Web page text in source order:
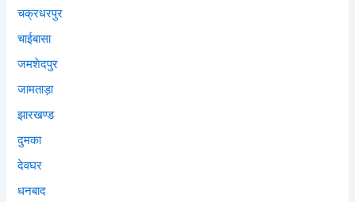
चक्रधरपुर
चाईबासा
जमशेदपुर
जामताड़ा
झारखण्ड
दुमका
देवघर
धनबाद